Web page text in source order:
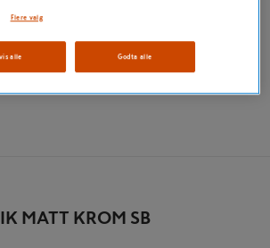
MATT KROM SB
Flere valg
alle Godta alle